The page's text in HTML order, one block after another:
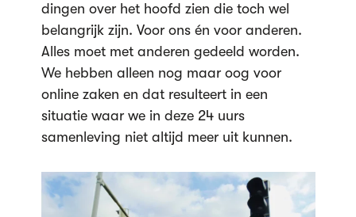
dingen over het hoofd zien die toch wel
belangrijk zijn. Voor ons én voor anderen.
Alles moet met anderen gedeeld worden.
We hebben alleen nog maar oog voor
online zaken en dat resulteert in een
situatie waar we in deze 24 uurs
samenleving niet altijd meer uit kunnen.